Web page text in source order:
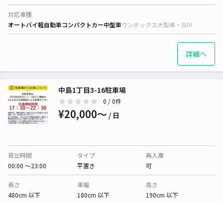
対応車種
オートバイ軽自動車コンパクトカー中型車ワンボックス大型車・SUV
詳細へ
中島1丁目3-16駐車場
0 / 0件
¥20,000〜 / 日
貸出時間
00:00 〜23:00
タイプ
平置き
再入庫
可
長さ
480cm 以下
車幅
180cm 以下
高さ
190cm 以下